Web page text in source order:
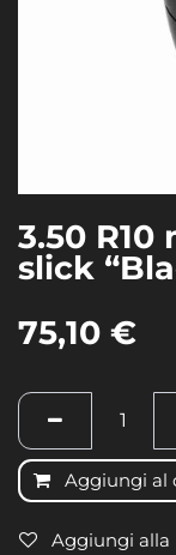
3.50
slick
75,10 €
Aggiungi al
Aggiungi alla